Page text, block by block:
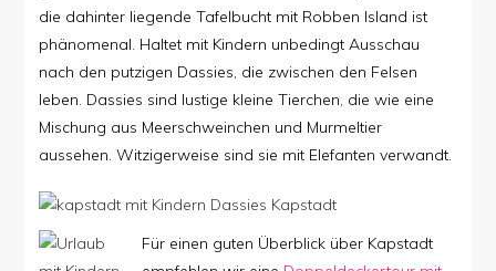
die dahinter liegende Tafelbucht mit Robben Island ist
phänomenal. Haltet mit Kindern unbedingt Ausschau
nach den putzigen Dassies, die zwischen den Felsen
leben. Dassies sind lustige kleine Tierchen, die wie eine
Mischung aus Meerschweinchen und Murmeltier
aussehen. Witzigerweise sind sie mit Elefanten verwandt.
Für einen guten Überblick über Kapstadt